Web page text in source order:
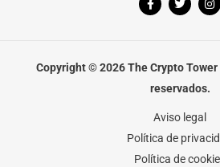
a
o
-
w
r
n
r
m
Copyright © 2026 The Crypto
reservados.
Aviso legal
Política de
Política de